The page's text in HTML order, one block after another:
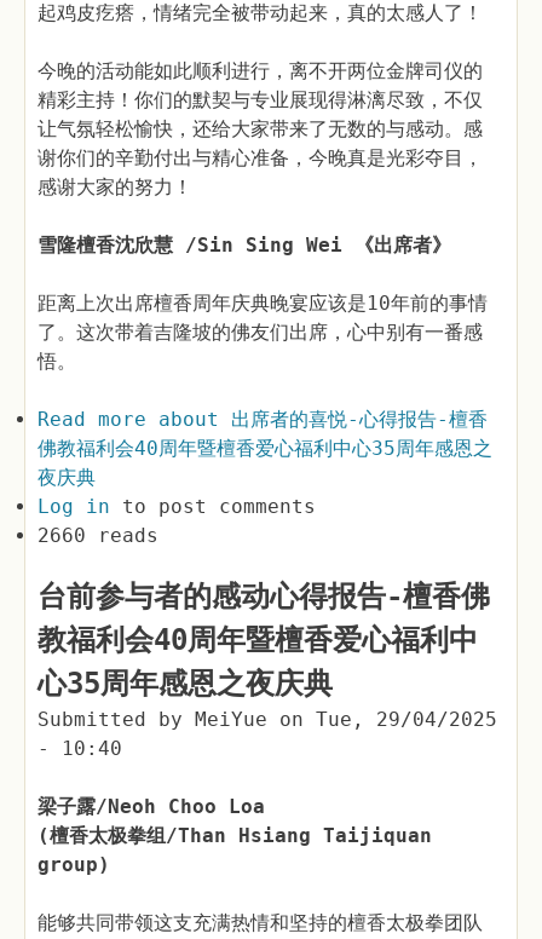
起鸡皮疙瘩，情绪完全被带动起来，真的太感人了！
今晚的活动能如此顺利进行，离不开两位金牌司仪的
精彩主持！你们的默契与专业展现得淋漓尽致，不仅
让气氛轻松愉快，还给大家带来了无数的与感动。感
谢你们的辛勤付出与精心准备，今晚真是光彩夺目，
感谢大家的努力！
雪隆檀香沈欣慧 /Sin Sing Wei 《出席者》
距离上次出席檀香周年庆典晚宴应该是10年前的事情
了。这次带着吉隆坡的佛友们出席，心中别有一番感
悟。
Read more about 出席者的喜悦-心得报告-檀香
佛教福利会40周年暨檀香爱心福利中心35周年感恩之
夜庆典
Log in to post comments
2660 reads
台前参与者的感动心得报告-檀香佛
教福利会40周年暨檀香爱心福利中
心35周年感恩之夜庆典
Submitted by MeiYue on Tue, 29/04/2025
- 10:40
梁子露/Neoh Choo Loa
(檀香太极拳组/Than Hsiang Taijiquan
group)
能够共同带领这支充满热情和坚持的檀香太极拳团队